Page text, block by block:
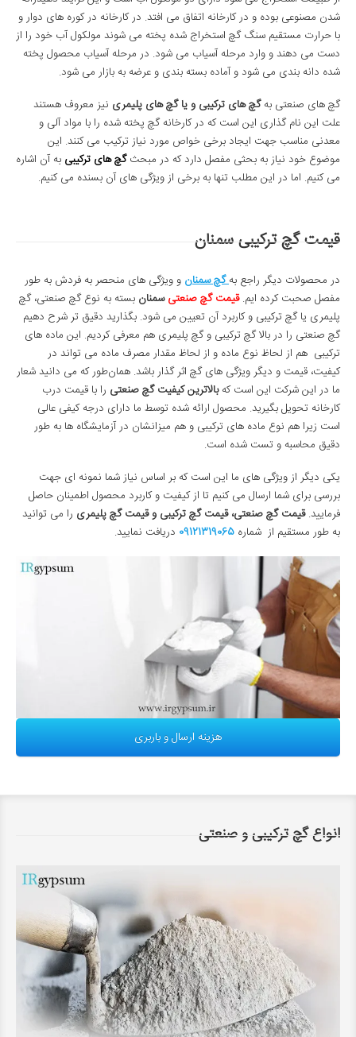
شدن مصنوعی بوده و در کارخانه اتفاق می افتد. در کارخانه در کوره های دوار و
با حرارت مستقیم سنگ گچ استخراج شده پخته می شوند مولکول آب خود را از
دست می دهند و وارد مرحله آسیاب می شود. در مرحله آسیاب محصول پخته
شده دانه بندی می شود و آماده بسته بندی و عرضه به بازار می شود.
گچ های صنعتی بهگچ های ترکیبی و یا گچ های پلیمری نیز معروف هستند
علت این نام گذاری این است که در کارخانه گچ پخته شده را با مواد آلی و
معدنی مناسب جهت ایجاد برخی خواص مورد نیاز ترکیب می کنند. این
موضوع خود نیاز به بحثی مفصل دارد که در مبحثگچ های ترکیبی به آن اشاره
می کنیم. اما در این مطلب تنها به برخی از ویژگی های آن بسنده می کنیم.
قیمت گچ ترکیبی سمنان
در محصولات دیگر راجع بهگچ سمنان و ویژگی های منحصر به فردش به طور
مفصل صحبت کرده ایم.قیمت گچ صنعتیسمنان بسته به نوع گچ صنعتی، گچ
پلیمری یا گچ ترکیبی و کاربرد آن تعیین می شود. بگذارید دقیق تر شرح دهیم
گچ صنعتی را در بالا گچ ترکیبی و گچ پلیمری هم معرفی کردیم. این ماده های
ترکیبی هم از لحاظ نوع ماده و از لحاظ مقدار مصرف ماده می تواند در
کیفیت، قیمت و دیگر ویژگی های گچ اثر گذار باشد. همان‌طور که می دانید شعار
ما در این شرکت این است کهبالاترین کیفیت گچ صنعتی را با قیمت درب
کارخانه تحویل بگیرید. محصول ارائه شده توسط ما دارای درجه کیفی عالی
است زیرا هم نوع ماده های ترکیبی و هم میزانشان در آزمایشگاه ها به طور
دقیق محاسبه و تست شده است.
یکی دیگر از ویژگی های ما این است که بر اساس نیاز شما نمونه ای جهت
بررسی برای شما ارسال می کنیم تا از کیفیت و کاربرد محصول اطمینان حاصل
فرمایید.قیمت گچ صنعتی، قیمت گچ ترکیبی و قیمت گچ پلیمری را می توانید
به طور مستقیم از شماره 09121319065 دریافت نمایید.
هزینه ارسال و باربری
انواع گچ ترکیبی و صنعتی